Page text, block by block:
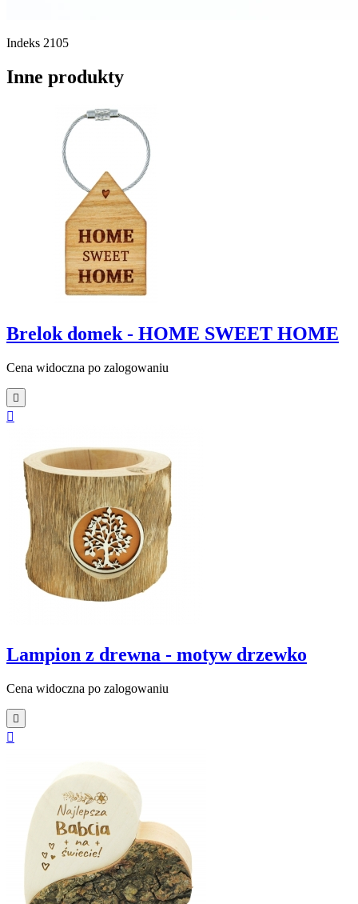
Indeks 2105
Inne produkty
Brelok domek - HOME SWEET HOME
Cena widoczna po zalogowaniu


Lampion z drewna - motyw drzewko
Cena widoczna po zalogowaniu

